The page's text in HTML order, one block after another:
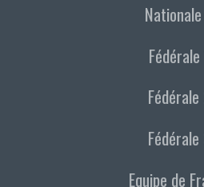
Fédérale
Equipe de